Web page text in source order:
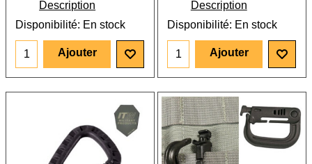
Description
Disponibilité: En stock
Ajouter
Description
Disponibilité: En stock
Ajouter